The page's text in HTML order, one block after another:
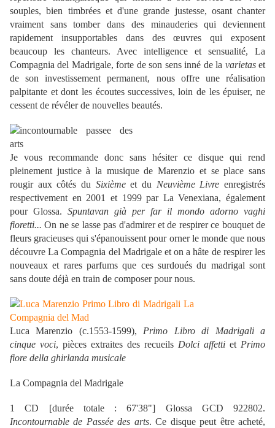
souples, bien timbrées et d'une grande justesse, osant chanter
vraiment sans tomber dans des minauderies qui deviennent
rapidement insupportables dans des œuvres qui exposent
beaucoup les chanteurs. Avec intelligence et sensualité, La
Compagnia del Madrigale, forte de son sens inné de la varietaset
de son investissement permanent, nous offre une réalisation
palpitante et dont les écoutes successives, loin de les épuiser, ne
cessent de révéler de nouvelles beautés.
Je vous recommande donc sans hésiter ce disque qui rend
pleinement justice à la musique de Marenzio et se place sans
rougir aux côtés du Sixièmeet du Neuvième Livre enregistrés
respectivement en 2001 et 1999 par La Venexiana, également
pour Glossa. Spuntavan già per far il mondo adorno vaghi
fioretti... On ne se lasse pas d'admirer et de respirer ce bouquet de
fleurs gracieuses qui s'épanouissent pour orner le monde que nous
découvre La Compagnia del Madrigale et on a hâte de respirer les
nouveaux et rares parfums que ces surdoués du madrigal sont
sans doute déjà en train de composer pour nous.
Luca Marenzio (c.1553-1599), Primo Libro di Madrigali a
cinque voci, pièces extraites des recueils Dolci affetti et Primo
fiore della ghirlanda musicale
La Compagnia del Madrigale
1 CD [durée totale : 67'38"] Glossa GCD 922802.
Incontournable de Passée des arts. Ce disque peut être acheté,